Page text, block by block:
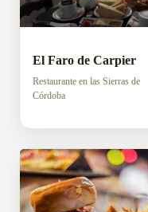
El Faro de Carpier
Restaurante en las Sierras de
Córdoba